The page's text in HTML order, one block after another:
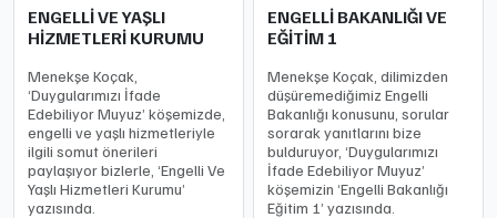
ENGELLİ VE YAŞLI
HİZMETLERİ KURUMU
Menekşe Koçak,
‘Duygularımızı İfade
Edebiliyor Muyuz’ köşemizde,
engelli ve yaşlı hizmetleriyle
ilgili somut önerileri
paylaşıyor bizlerle, ‘Engelli Ve
Yaşlı Hizmetleri Kurumu’
yazısında.
ENGELLİ BAKANLIĞI VE
EĞİTİM 1
Menekşe Koçak, dilimizden
düşüremediğimiz Engelli
Bakanlığı konusunu, sorular
sorarak yanıtlarını bize
bulduruyor, ‘Duygularımızı
İfade Edebiliyor Muyuz’
köşemizin ‘Engelli Bakanlığı
Eğitim 1’ yazısında.